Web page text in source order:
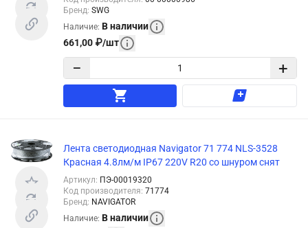
Бренд: SWG
Наличие: В наличии
661,00 ₽/шт
− +
Лента светодиодная Navigator 71 774 NLS-3528
Красная 4.8лм/м IP67 220V R20 со шнуром снят
Артикул: ПЭ-00019320
Код производителя: 71774
Бренд: NAVIGATOR
Наличие: В наличии